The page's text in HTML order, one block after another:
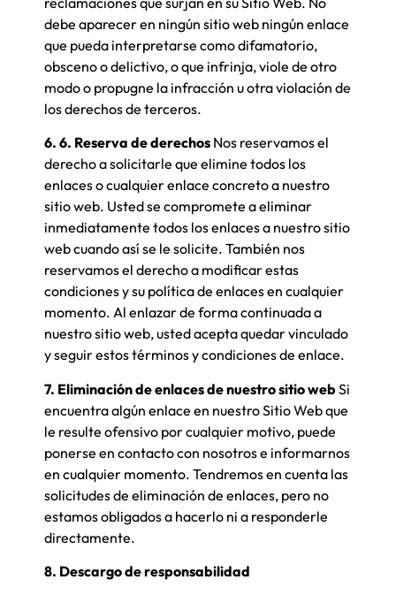
debe aparecer en ningún sitio web ningún enlace
que pueda interpretarse como difamatorio,
obsceno o delictivo, o que infrinja, viole de otro
modo o propugne la infracción u otra violación de
los derechos de terceros.
6. 6. Reserva de derechos Nos reservamos el
derecho a solicitarle que elimine todos los
enlaces o cualquier enlace concreto a nuestro
sitio web. Usted se compromete a eliminar
inmediatamente todos los enlaces a nuestro sitio
web cuando así se le solicite. También nos
reservamos el derecho a modificar estas
condiciones y su política de enlaces en cualquier
momento. Al enlazar de forma continuada a
nuestro sitio web, usted acepta quedar vinculado
y seguir estos términos y condiciones de enlace.
7. Eliminación de enlaces de nuestro sitio webSi
encuentra algún enlace en nuestro Sitio Web que
le resulte ofensivo por cualquier motivo, puede
ponerse en contacto con nosotros e informarnos
en cualquier momento. Tendremos en cuenta las
solicitudes de eliminación de enlaces, pero no
estamos obligados a hacerlo ni a responderle
directamente.
8. Descargo de responsabilidad